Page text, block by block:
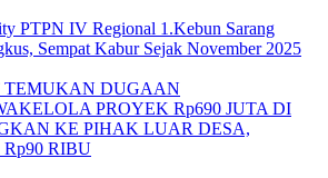
PTPN IV Regional 1.Kebun Sarang
Sempat Kabur Sejak November 2025
TEMUKAN DUGAAN
PROYEK Rp690 JUTA DI
KE PIHAK LUAR DESA,
RIBU